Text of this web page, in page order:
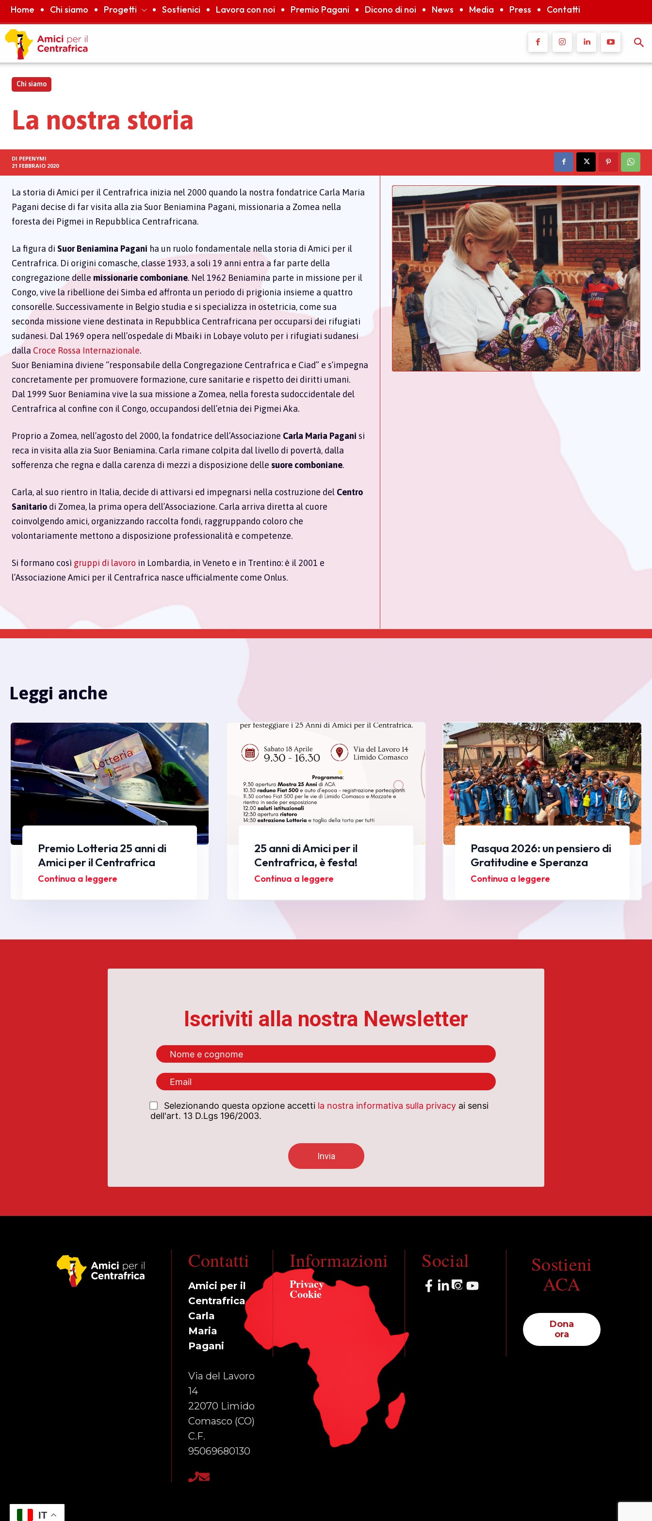
Home Chi siamo Progetti Sostienici Lavora con noi Premio Pagani Dicono di noi News Media Press Contatti
Chi siamo
La nostra storia
DI PEPENYMI
21 FEBBRAIO 2020
La storia di Amici per il Centrafrica inizia nel 2000 quando la nostra fondatrice Carla Maria
Pagani decise di far visita alla zia Suor Beniamina Pagani, missionaria a Zomea nella
foresta dei Pigmei in Repubblica Centrafricana.
La figura di Suor Beniamina Pagani ha un ruolo fondamentale nella storia di Amici per il
Centrafrica. Di origini comasche, classe 1933, a soli 19 anni entra a far parte della
congregazione delle missionarie comboniane. Nel 1962 Beniamina parte in missione per il
Congo, vive la ribellione dei Simba ed affronta un periodo di prigionia insieme a quattro
consorelle. Successivamente in Belgio studia e si specializza in ostetricia, come sua
seconda missione viene destinata in Repubblica Centrafricana per occuparsi dei rifugiati
sudanesi. Dal 1969 opera nell’ospedale di Mbaiki in Lobaye voluto per i rifugiati sudanesi
dalla Croce Rossa Internazionale.
Suor Beniamina diviene “responsabile della Congregazione Centrafrica e Ciad” e s’impegna
concretamente per promuovere formazione, cure sanitarie e rispetto dei diritti umani.
Dal 1999 Suor Beniamina vive la sua missione a Zomea, nella foresta sudoccidentale del
Centrafrica al confine con il Congo, occupandosi dell’etnia dei Pigmei Aka.
Proprio a Zomea, nell’agosto del 2000, la fondatrice dell’Associazione Carla Maria Pagani si
reca in visita alla zia Suor Beniamina. Carla rimane colpita dal livello di povertà, dalla
sofferenza che regna e dalla carenza di mezzi a disposizione delle suore comboniane.
Carla, al suo rientro in Italia, decide di attivarsi ed impegnarsi nella costruzione del Centro
Sanitario di Zomea, la prima opera dell’Associazione. Carla arriva diretta al cuore
coinvolgendo amici, organizzando raccolta fondi, raggruppando coloro che
volontariamente mettono a disposizione professionalità e competenze.
Si formano così gruppi di lavoro in Lombardia, in Veneto e in Trentino: è il 2001 e
l’Associazione Amici per il Centrafrica nasce ufficialmente come Onlus.
Leggi anche
Premio Lotteria 25 anni di
Amici per il Centrafrica
Continua a leggere
25 anni di Amici per il
Centrafrica, è festa!
Continua a leggere
Pasqua 2026: un pensiero di
Gratitudine e Speranza
Continua a leggere
Iscriviti alla nostra Newsletter
Selezionando questa opzione accetti la nostra informativa sulla privacy ai sensi
dell'art. 13 D.Lgs 196/2003.
Contatti
Amici per il
Centrafrica
Carla
Maria
Pagani
Via del Lavoro
14
22070 Limido
Comasco (CO)
C.F.
95069680130
Informazioni
Privacy
Cookie
Social
Sostieni
ACA
Dona
ora
IT